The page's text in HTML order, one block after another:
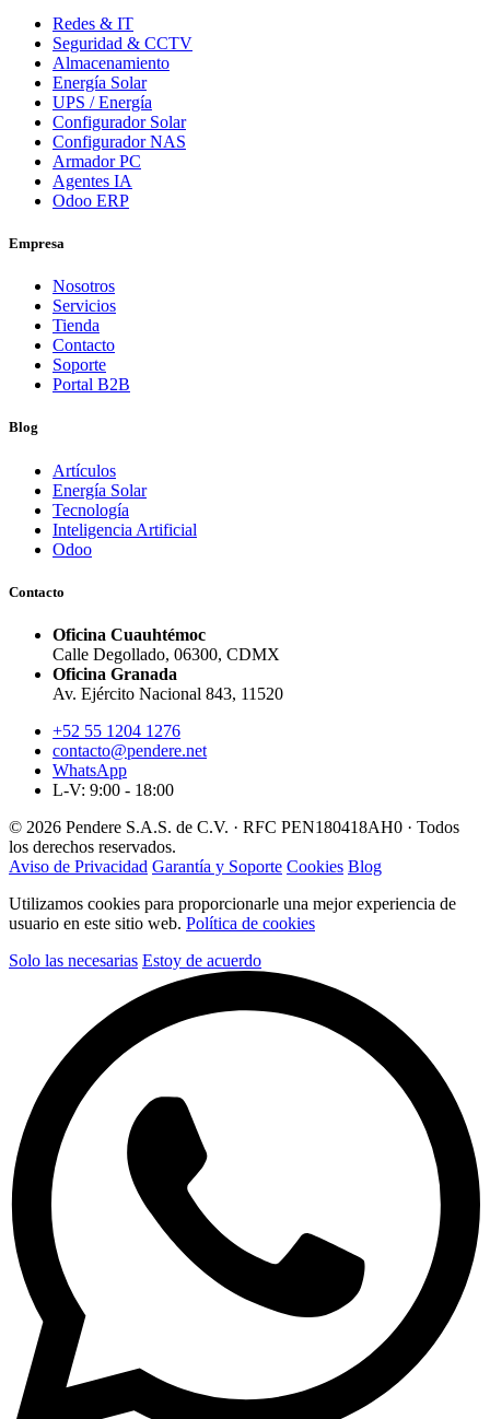
Redes & IT
Seguridad & CCTV
Almacenamiento
Energía Solar
UPS / Energía
Configurador Solar
Configurador NAS
Armador PC
Agentes IA
Odoo ERP
Empresa
Nosotros
Servicios
Tienda
Contacto
Soporte
Portal B2B
Blog
Artículos
Energía Solar
Tecnología
Inteligencia Artificial
Odoo
Contacto
Oficina Cuauhtémoc
Calle Degollado, 06300, CDMX
Oficina Granada
Av. Ejército Nacional 843, 11520
+52 55 1204 1276
contacto@pendere.net
WhatsApp
L-V: 9:00 - 18:00
© 2026 Pendere S.A.S. de C.V. · RFC PEN180418AH0 · Todos
los derechos reservados.
Aviso de Privacidad Garantía y Soporte Cookies Blog
Utilizamos cookies para proporcionarle una mejor experiencia de
usuario en este sitio web. Política de cookies
Solo las necesarias Estoy de acuerdo